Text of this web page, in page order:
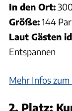
In den Ort:
Größe:144
Laut Gästen
Entspannen
Mehr Infos zum
2. Platz: